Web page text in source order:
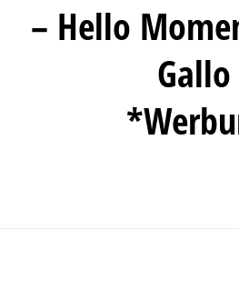
– Hello